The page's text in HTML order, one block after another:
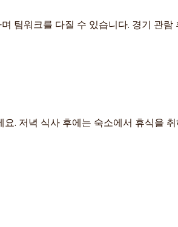
팀워크를 다질 수 있습니다. 경기 관람
. 저녁 식사 후에는 숙소에서 휴식을